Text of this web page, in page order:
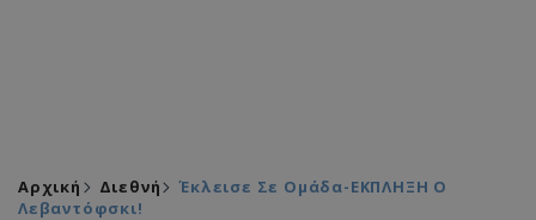
Αρχική Διεθνή
Έκλεισε Σε Ομάδα-ΕΚΠΛΗΞΗ Ο
Λεβαντόφσκι!